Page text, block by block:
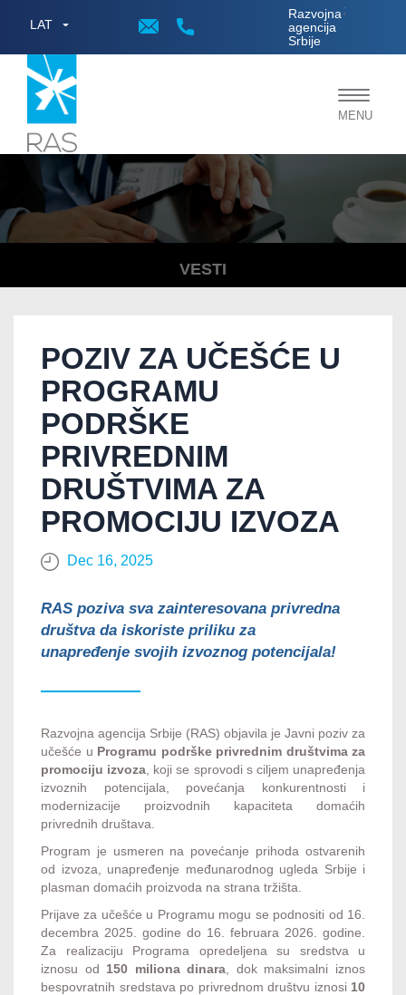
LAT
Razvojna
agencija
Srbije
;
Toggle
MENU
VESTI
POZIV ZA UČEŠĆE U
PROGRAMU
PODRŠKE
PRIVREDNIM
DRUŠTVIMA ZA
PROMOCIJU IZVOZA
Dec 16, 2025
RAS poziva sva zainteresovana privredna
društva da iskoriste priliku za
unapređenje svojih izvoznog potencijala!
Razvojna agencija Srbije (RAS) objavila je Javni poziv za
učešće u Programu podrške privrednim društvima za
promociju izvoza , koji se sprovodi s ciljem unapređenja
izvoznih potencijala, povećanja konkurentnosti i
modernizacije proizvodnih kapaciteta domaćih
privrednih društava.
Program je usmeren na povećanje prihoda ostvarenih
od izvoza, unapređenje međunarodnog ugleda Srbije i
plasman domaćih proizvoda na strana tržišta.
Prijave za učešće u Programu mogu se podnositi od 16.
decembra 2025. godine do 16. februara 2026. godine.
Za realizaciju Programa opredeljena su sredstva u
iznosu od 150 miliona dinara , dok maksimalni iznos
bespovratnih sredstava po privrednom društvu iznosi 10